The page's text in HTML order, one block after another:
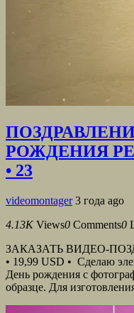
РОЖДЕНИЯ
• 23
videomontager 3 года ago
4.13K Views0 Comments0
ЗАКАЗАТЬ ВИДЕО-
• 19,99 USD • Сделаю
День рождения с
образце. Для